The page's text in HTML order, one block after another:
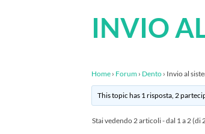
INVIO
Home › Forum › Dento › Invio al
This topic has 1 risposta, 2
Stai vedendo 2 articoli - dal 1 a 2 (di